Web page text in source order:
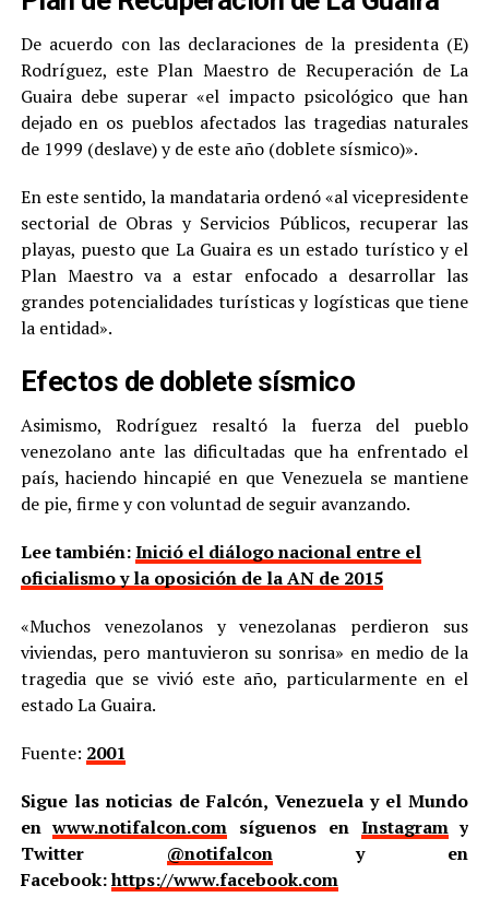
De acuerdo con las declaraciones de la presidenta (E)
Rodríguez, este Plan Maestro de Recuperación de La
Guaira debe superar «el impacto psicológico que han
dejado en os pueblos afectados las tragedias naturales
de 1999 (deslave) y de este año (doblete sísmico)».
En este sentido, la mandataria ordenó «al vicepresidente
sectorial de Obras y Servicios Públicos, recuperar las
playas, puesto que La Guaira es un estado turístico y el
Plan Maestro va a estar enfocado a desarrollar las
grandes potencialidades turísticas y logísticas que tiene
la entidad».
Efectos de doblete sísmico
Asimismo, Rodríguez resaltó la fuerza del pueblo
venezolano ante las dificultadas que ha enfrentado el
país, haciendo hincapié en que Venezuela se mantiene
de pie, firme y con voluntad de seguir avanzando.
Lee también:Inició el diálogo nacional entre el
oficialismo y la oposición de la AN de 2015
«Muchos venezolanos y venezolanas perdieron sus
viviendas, pero mantuvieron su sonrisa» en medio de la
tragedia que se vivió este año, particularmente en el
estado La Guaira.
Fuente: 2001
Sigue las noticias de Falcón, Venezuela y el Mundo
enwww.notifalcon.com síguenos en Instagramy
Twitter @notifalcony en
Facebook:https://www.facebook.com